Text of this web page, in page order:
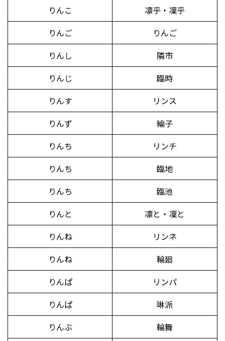
りんこ
凛乎・凜乎
りんご
りんご
りんし
隣市
りんじ
臨時
りんす
リンス
りんず
綸子
りんち
リンチ
りんち
臨地
りんち
臨池
りんと
凛と・凜と
りんね
リンネ
りんね
輪廻
りんぱ
リンパ
りんぱ
琳派
りんぶ
輪舞